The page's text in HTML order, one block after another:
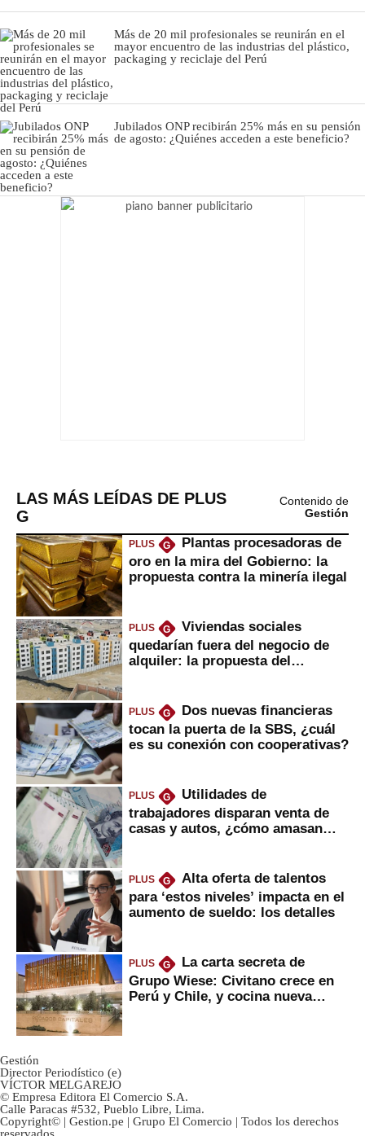
Más de 20 mil profesionales se reunirán en el
mayor encuentro de las industrias del plástico,
packaging y reciclaje del Perú
Jubilados ONP recibirán 25% más en su pensión
de agosto: ¿Quiénes acceden a este beneficio?
LAS MÁS LEÍDAS DE PLUS
G
Contenido de
Gestión
PLUS G
Plantas procesadoras de
oro en la mira del Gobierno: la
propuesta contra la minería ilegal
PLUS G
Viviendas sociales
quedarían fuera del negocio de
alquiler: la propuesta del
PLUS G
Dos nuevas financieras
tocan la puerta de la SBS, ¿cuál
es su conexión con cooperativas?
PLUS G
Utilidades de
trabajadores disparan venta de
casas y autos, ¿cómo amasan
PLUS G
Alta oferta de talentos
para ‘estos niveles’ impacta en el
aumento de sueldo: los detalles
PLUS G
La carta secreta de
Grupo Wiese: Civitano crece en
Perú y Chile, y cocina nueva
Gestión
Director Periodístico (e)
VÍCTOR MELGAREJO
© Empresa Editora El Comercio S.A.
Calle Paracas #532, Pueblo Libre, Lima.
Copyright© | Gestion.pe | Grupo El Comercio | Todos los derechos